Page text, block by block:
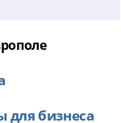
для бизнеса